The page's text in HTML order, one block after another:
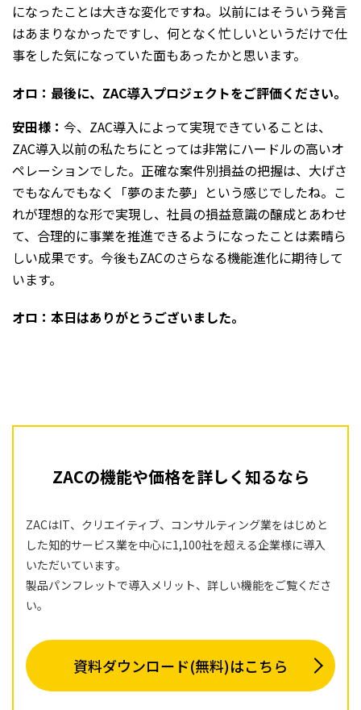
になったことは大きな変化ですね。以前にはそういう発言
はあまりなかったですし、何となく忙しいというだけで仕
事をした気になっていた面もあったかと思います。
オロ：最後に、ZAC導入プロジェクトをご評価ください。
安田様： 今、ZAC導入によって実現できていることは、
ZAC導入以前の私たちにとっては非常にハードルの高いオ
ペレーションでした。正確な案件別損益の把握は、大げさ
でもなんでもなく「夢のまた夢」という感じでしたね。こ
れが理想的な形で実現し、社員の損益意識の醸成とあわせ
て、合理的に事業を推進できるようになったことは素晴ら
しい成果です。今後もZACのさらなる機能進化に期待して
います。
オロ：本日はありがとうございました。
ZACの機能や価格を詳しく知るなら
ZACはIT、クリエイティブ、コンサルティング業をはじめと
した知的サービス業を中心に1,100社を超える企業様に導入
いただいています。
製品パンフレットで導入メリット、詳しい機能をご覧くださ
い。
資料ダウンロード(無料)はこちら